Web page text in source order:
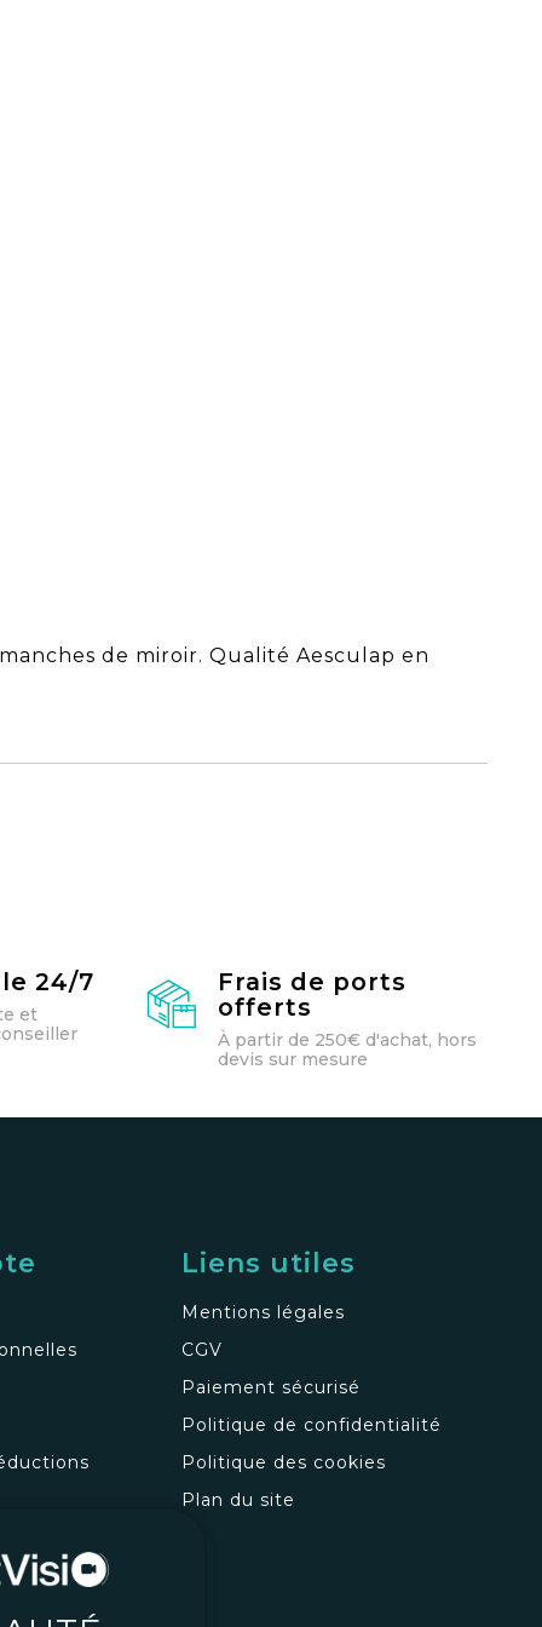
de miroir. Qualité Aesculap en
24/7
et
Frais de ports
offerts
À partir de 250€ d'achat, hors
devis sur mesure
Liens utiles
Mentions légales
CGV
Paiement sécurisé
Politique de confidentialité
Politique des cookies
Plan du site